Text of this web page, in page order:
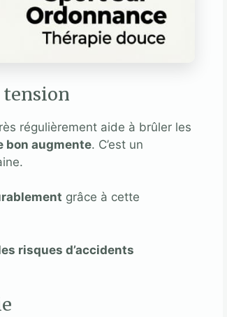
tension
régulièrement aide à brûler les
bon augmente. C’est un
grâce à cette
risques d’accidents